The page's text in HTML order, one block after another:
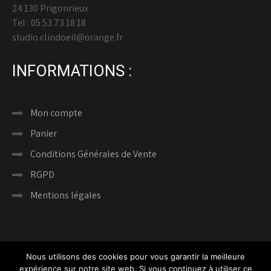
24 130 Prigonrieux
Tel : 05 53 73 18 18
studio.clindoeil@orange.fr
INFORMATIONS :
Mon compte
Panier
Conditions Générales de Vente
RGPD
Mentions légales
Nous utilisons des cookies pour vous garantir la meilleure
expérience sur notre site web. Si vous continuez à utiliser ce